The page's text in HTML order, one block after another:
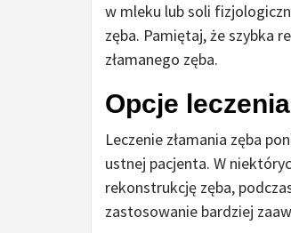
w mleku lub soli
zęba. Pamiętaj, że szybka
złamanego zęba.
Opcje
Leczenie złamania zęba
ustnej pacjenta. W
rekonstrukcję zęba,
zastosowanie bardziej